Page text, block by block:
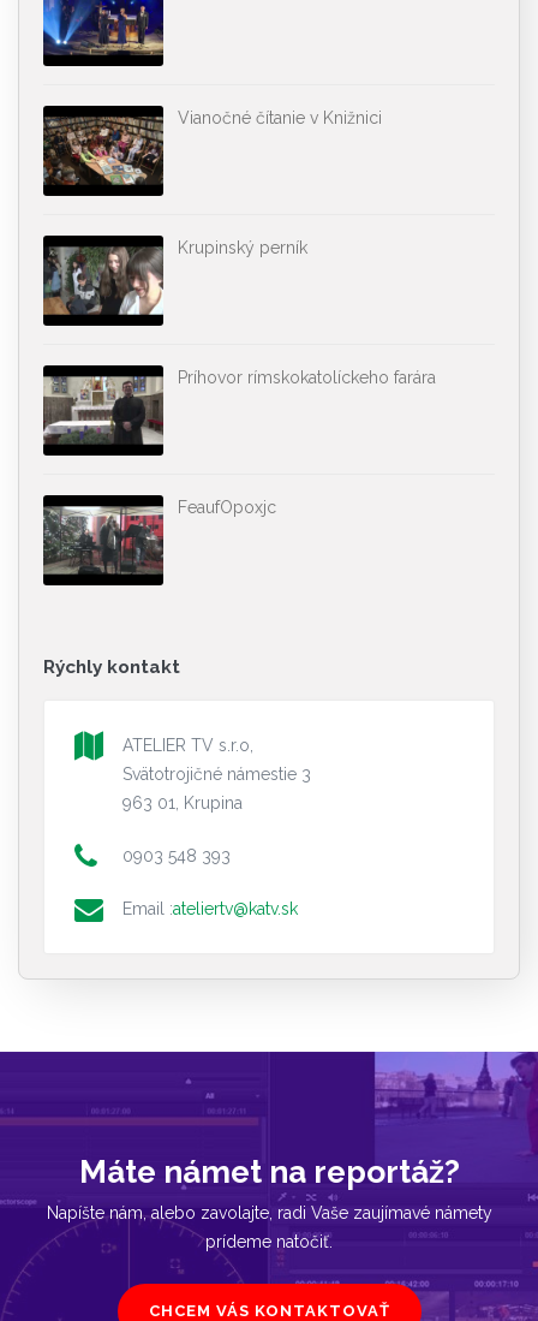
Vianočné čítanie v Knižnici
Krupinský perník
Príhovor rímskokatolíckeho farára
FeaufOpoxjc
Rýchly kontakt
ATELIER TV s.r.o,
Svätotrojičné námestie 3
963 01, Krupina
0903 548 393
Email :ateliertv@katv.sk
Máte námet na reportáž?
Napíšte nám, alebo zavolajte, radi Vaše zaujímavé námety
prídeme natočiť.
CHCEM VÁS KONTAKTOVAŤ